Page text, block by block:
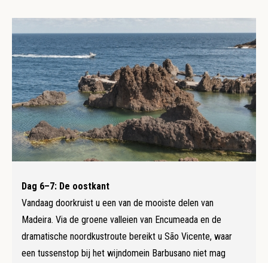
Dag 6–7: De oostkant
Vandaag doorkruist u een van de mooiste delen van
Madeira. Via de groene valleien van Encumeada en de
dramatische noordkustroute bereikt u São Vicente, waar
een tussenstop bij het wijndomein Barbusano niet mag